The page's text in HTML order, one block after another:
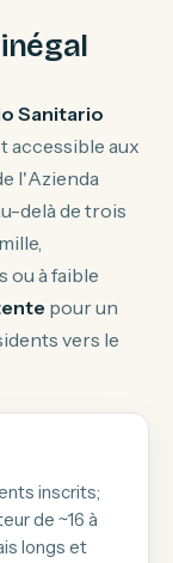
Sanitario
accessible aux
l'Azienda
delà de trois
ou à faible
pour un
vers le
inscrits;
de ~16 à
longs et